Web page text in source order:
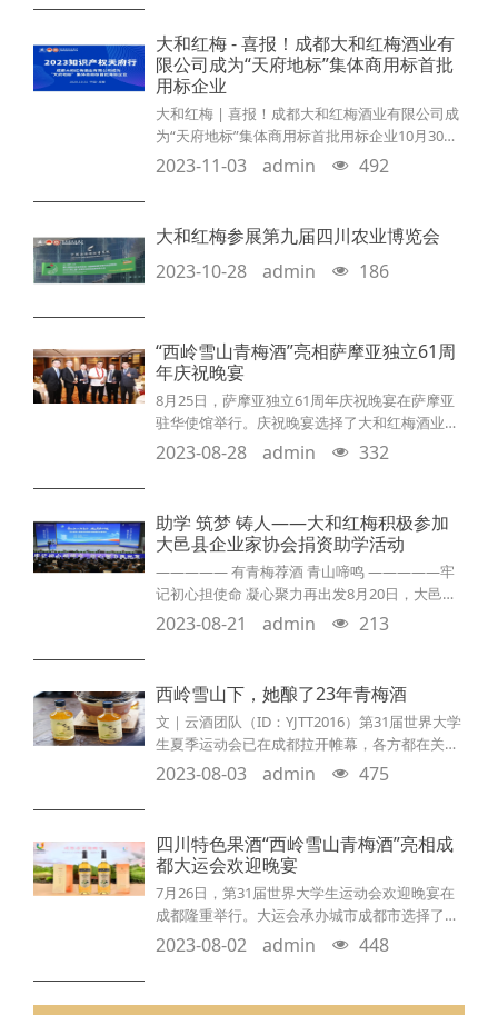
联动全市各区（市）县冬季文化旅游活动与资
源，在成都全域范围同步开展。西岭酒市作为
2023成都冬季冰雪温泉旅游季三大主题活动之
一，西岭雪山酒市已于今日（12月21
大和红梅 - 喜报！成都大和红梅酒业有
限公司成为“天府地标”集体商用标首批
用标企业
大和红梅 | 喜报！成都大和红梅酒业有限公司成
为“天府地标”集体商用标首批用标企业10月30
日-31日，“2023知识产权天府行”活动在成都成功
省市场监督管理局（四川省知识产权局）共同主
办。活动以“知识产权赋能现代产业体系发展”为
主题，旨在为深入学习贯彻习近平总书记关于知
2023-11-03 admin 492
大和红梅参展第九届四川农业博览会
2023-10-28
admin 186
“西岭雪山青梅酒”亮相萨摩亚独立61周
年庆祝晚宴
8月25日，萨摩亚独立61周年庆祝晚宴在萨摩亚
驻华使馆举行。庆祝晚宴选择了大和红梅酒业旗
下产品“西岭雪山青梅酒”作为饮用青梅酒，用以
多国驻华大使一致好评，也将大和红梅酒业的品
牌影响力与高品质口碑进一步加强。外交部美大
司司长杨涛、中国政府太平洋岛国事务特使钱波
出席萨摩亚驻华使馆举行的萨摩亚独立61周年招
待会，同萨
2023-08-28 admin 332
助学 筑梦 铸人——大和红梅积极参加
大邑县企业家协会捐资助学活动
————— 有青梅荐酒 青山啼鸣 —————牢
记初心担使命 凝心聚力再出发8月20日，大邑县
举行“牢记初心担使命 凝心聚力再出发——奋力
高中（引领型）”牌，签订成都石室中学与大邑安
仁中学的领办合作协议，发布《大邑教育高质量
发展三年行动计划》，表彰优秀学生、优秀教
师，大邑县企业家协会进行捐资助学。省教育
2023-08-21 admin 213
西岭雪山下，她酿了23年青梅酒
文｜云酒团队（ID：YJTT2016）第31届世界大学
生夏季运动会已在成都拉开帷幕，各方都在关注
这场世界级的体育盛会。7月26日，在大运会成
酒出品的“西岭雪山青梅酒”在众多梅酒产品中脱
颖而出，成为“成都名片”。作为大邑县特色产区
的梅酒代表企业之一，连续23年深耕青梅酒赛
道，大和红梅积累了哪些经验，又如何看待梅酒
市
2023-08-03 admin 475
四川特色果酒“西岭雪山‬青梅酒”亮相成
都大运会欢迎晚宴
7月26日，第31届世界大学生运动会欢迎晚宴在
成都隆重举行。大运会承办城市成都市选择了成
都大和红梅酒业有限公司旗下产品“西岭雪山青梅
的国际范、中国风和巴蜀韵。据悉，这是欢迎晚
2023-08-02 admin 448